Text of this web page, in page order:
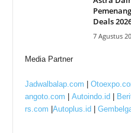
Deals
7 Agustus
Media Partner
Jadwalbalap.com
angoto.com
Autoindo.id
rs.com Autoplus.id